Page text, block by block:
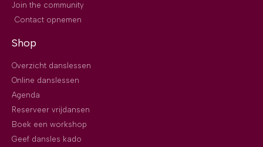
Join the community
Contact opnemen
Shop
Overzicht danslessen
Online danslessen
Agenda
Reserveer vrijdansen
Boek een workshop
Geef dansles kado